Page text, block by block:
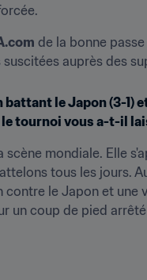
de la bonne
auprès des
le Japon (3-
tournoi vous a-t-il
mondiale. Elle
tous les jours.
le Japon et
un coup de pied